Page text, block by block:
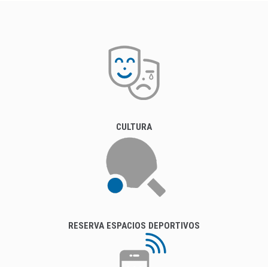
CULTURA
RESERVA ESPACIOS DEPORTIVOS